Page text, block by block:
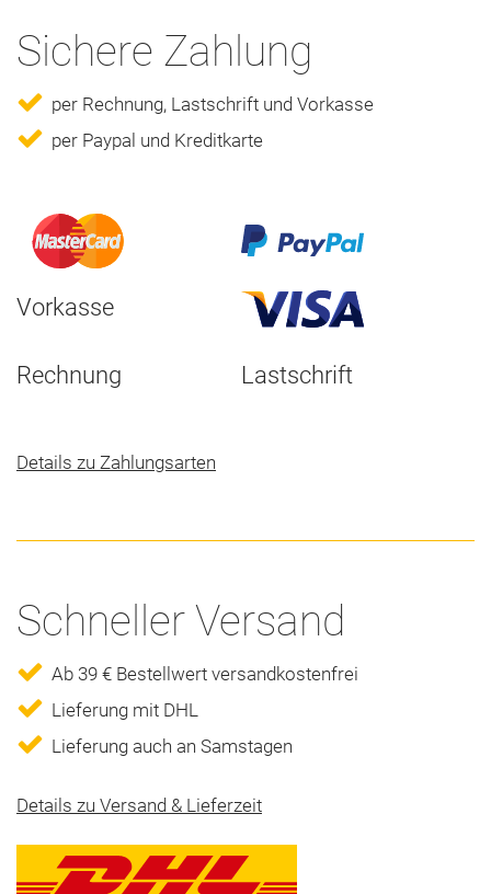
Sichere Zahlung
per Rechnung, Lastschrift und Vorkasse
per Paypal und Kreditkarte
Vorkasse
Rechnung Lastschrift
Details zu Zahlungsarten
Schneller Versand
Ab 39 € Bestellwert versandkostenfrei
Lieferung mit DHL
Lieferung auch an Samstagen
Details zu Versand & Lieferzeit